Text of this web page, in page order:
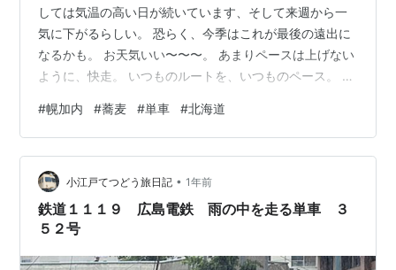
しては気温の高い日が続いています、そして来週から一
気に下がるらしい。 恐らく、今季はこれが最後の遠出に
なるかも。 お天気いい〜〜〜。 あまりペースは上げない
ように、快走。 いつものルートを、いつものペース。 い
なるんだっけ。 今日はお天気もいいしあったかいし、お
店も賑わっていました。 いつもの席で、いつものお蕎
麦。 当たり前の日常は、いつだって当たり前ではない。
またここに来ることができますように。 今度は64で行こ
うっと。
#幌加内 #蕎麦 #単車 #北海道
小江戸てつどう旅日記 • 1年前
鉄道１１１９ 広島電鉄 雨の中を走る単車 ３
５２号